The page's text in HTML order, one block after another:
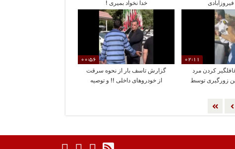
خدا نخواد بمیری !
02:11
کردن مرد
زورگیری توسط
00:56
گزارش تاسف بار از نحوه سرقت
از خودروهای داخلی !! و توصیه